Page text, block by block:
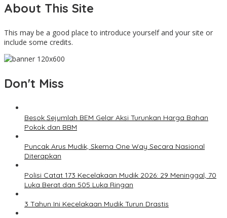
About This Site
This may be a good place to introduce yourself and your site or
include some credits.
Don't Miss
Besok Sejumlah BEM Gelar Aksi Turunkan Harga Bahan
Pokok dan BBM
Puncak Arus Mudik, Skema One Way Secara Nasional
Diterapkan
Polisi Catat 173 Kecelakaan Mudik 2026: 29 Meninggal, 70
Luka Berat dan 505 Luka Ringan
3 Tahun Ini Kecelakaan Mudik Turun Drastis